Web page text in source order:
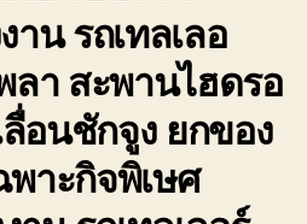
าน รถเทลเลอ
ลา สะพานไฮดรอ
อนชักจูง ยกของ
าะกิจพิเษศ